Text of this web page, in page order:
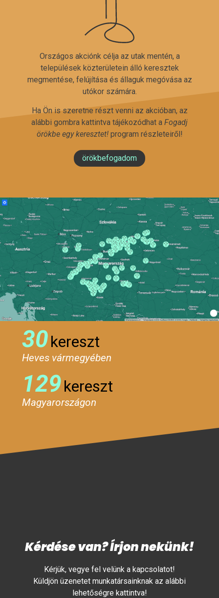
Országos akciónk célja az utak mentén, a
települések közterületein álló keresztek
megmentése, felújítása és állaguk megóvása az
utókor számára.
Ha Ön is szeretne részt venni az akcióban, az
alábbi gombra kattintva tájékozódhat a Fogadj
örökbe egy keresztet!program részleteiről!
örökbefogadom
30kereszt
Heves vármegyében
129kereszt
Magyarországon
Kérdése van? Írjon nekünk!
Kérjük, vegye fel velünk a kapcsolatot!
Küldjön üzenetet munkatársainknak az alábbi
lehetőségre kattintva!